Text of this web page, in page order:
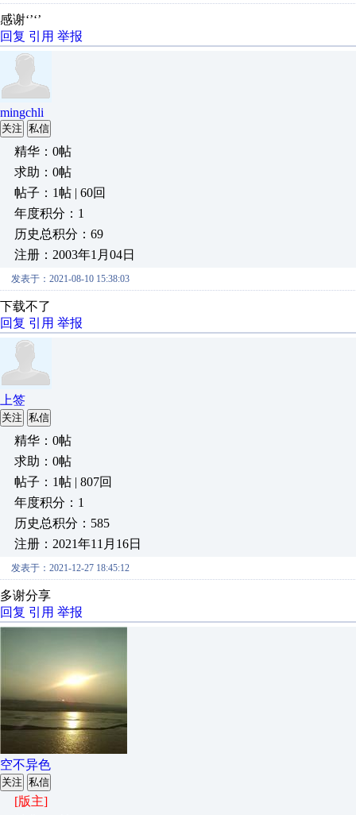
感谢‘’‘’
回复 引用 举报
mingchli
关注 私信
精华：0帖
求助：0帖
帖子：1帖 | 60回
年度积分：1
历史总积分：69
注册：2003年1月04日
发表于：2021-08-10 15:38:03
下载不了
回复 引用 举报
上签
关注 私信
精华：0帖
求助：0帖
帖子：1帖 | 807回
年度积分：1
历史总积分：585
注册：2021年11月16日
发表于：2021-12-27 18:45:12
多谢分享
回复 引用 举报
空不异色
关注 私信
[版主]